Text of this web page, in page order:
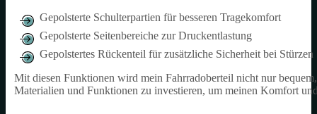
Gepolsterte Schulterpartien für besseren Tragekomfort
Gepolsterte Seitenbereiche zur Druckentlastung
Gepolstertes Rückenteil für zusätzliche Sicherheit bei Stürzen
Mit diesen Funktionen wird mein Fahrradoberteil nicht nur
Materialien und Funktionen zu investieren, um meinen Komfort